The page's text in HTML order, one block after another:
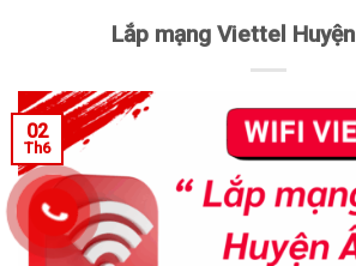
Lắp mạng Viettel
02
Th6